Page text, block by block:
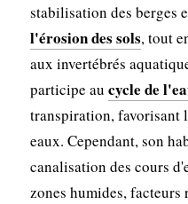
stabilisation des berges
l'érosion des sols, tout
aux invertébrés
participe au cycle de
transpiration, favorisant
eaux. Cependant, son
canalisation des cours
zones humides,